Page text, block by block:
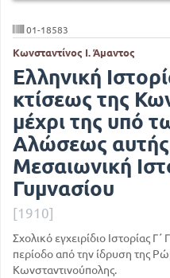
01-18583
Κωνσταντίνος Ι. Άμαντος
Ελληνική
κτίσεως της
μέχρι της υπό
Αλώσεως
Μεσαιωνική
Γυμνασίου
[1910]
Σχολικό εγχειρίδιο Ιστορίας
περίοδο από την ίδρυση της
Κωνσταντινούπολης.